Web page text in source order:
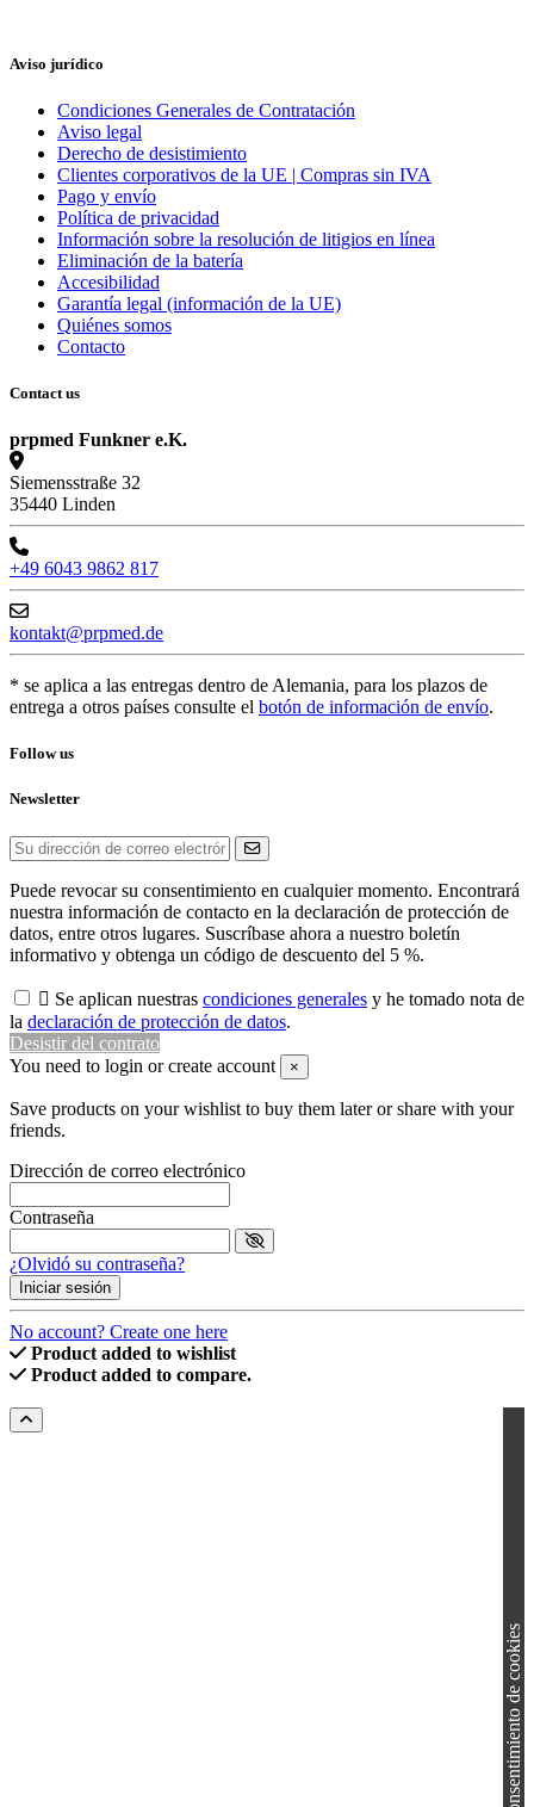
Aviso jurídico
Condiciones Generales de Contratación
Aviso legal
Derecho de desistimiento
Clientes corporativos de la UE | Compras sin IVA
Pago y envío
Política de privacidad
Información sobre la resolución de litigios en línea
Eliminación de la batería
Accesibilidad
Garantía legal (información de la UE)
Quiénes somos
Contacto
Contact us
prpmed Funkner e.K.
Siemensstraße 32
35440 Linden
+49 6043 9862 817
kontakt@prpmed.de
* se aplica a las entregas dentro de Alemania, para los plazos de
entrega a otros países consulte el botón de información de envío.
Follow us
Newsletter
Puede revocar su consentimiento en cualquier momento. Encontrará
nuestra información de contacto en la declaración de protección de
datos, entre otros lugares. Suscríbase ahora a nuestro boletín
informativo y obtenga un código de descuento del 5 %.
 Se aplican nuestras condiciones generales y he tomado nota de
la declaración de protección de datos.
Desistir del contrato
You need to login or create account
×
Save products on your wishlist to buy them later or share with your
friends.
Dirección de correo electrónico
Contraseña
¿Olvidó su contraseña?
Iniciar sesión
No account? Create one here
Product added to wishlist
Product added to compare.
Consentimiento de cookies